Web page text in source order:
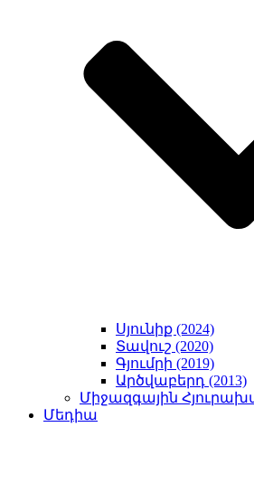
Սյունիք (2024)
Տավուշ (2020)
Գյումրի (2019)
Արծվաբերդ (2013)
Միջազգային
Մեդիա